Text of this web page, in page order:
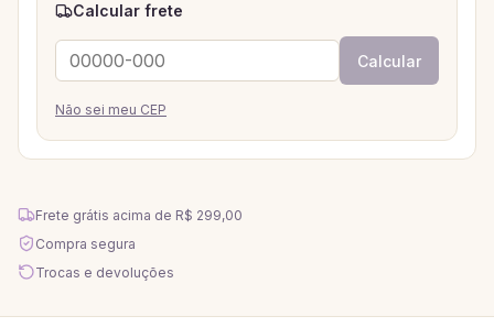
Calcular frete
Calcular
Não sei meu CEP
Frete grátis acima de R$ 299,00
Compra segura
Trocas e devoluções